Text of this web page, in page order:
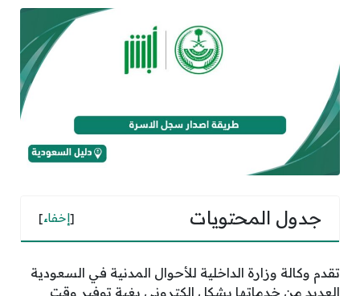
جدول المحتويات [إخفاء]
تقدم وكالة وزارة الداخلية للأحوال المدنية في السعودية
العديد من خدماتها بشكل إلكتروني بغية توفير وقت